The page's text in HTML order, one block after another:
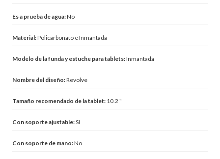
Es a prueba de agua:No
Material:Policarbonato e Inmantada
Modelo de la funda y estuche para tablets:Inmantada
Nombre del diseño:Revolve
Tamaño recomendado de la tablet: 10.2 "
Con soporte ajustable:Sí
Con soporte de mano:No